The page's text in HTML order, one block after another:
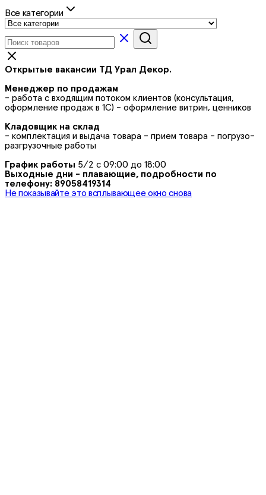
Все категории
Открытые вакансии ТД Урал Декор.
Менеджер по продажам
- работа с входящим потоком клиентов (консультация,
оформление продаж в 1С) - оформление витрин, ценников
Кладовщик на склад
- комплектация и выдача товара - прием товара - погрузо-
разгрузочные работы
График работы 5/2 с 09:00 до 18:00
Выходные дни - плавающие, подробности по
телефону: 89058419314
Не показывайте это всплывающее окно снова